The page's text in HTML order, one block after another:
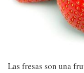
Las fresas son una